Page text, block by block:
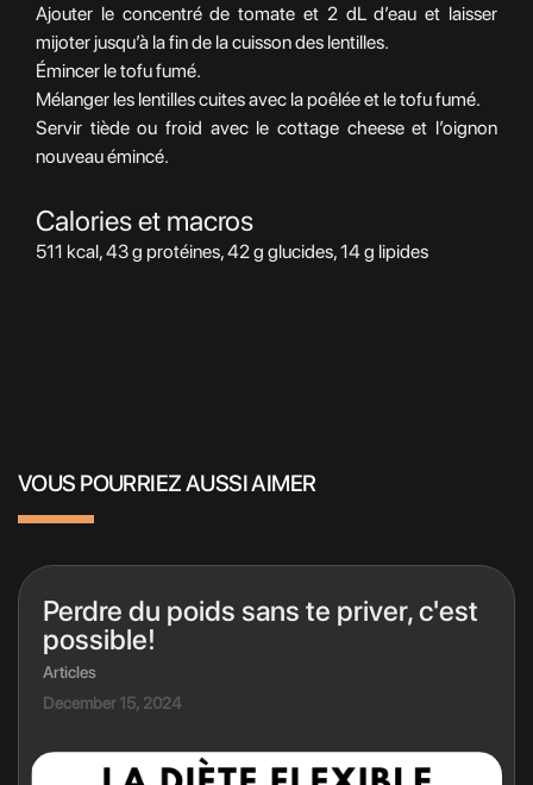
Ajouter le concentré de tomate et 2 dL d’eau et laisser
mijoter jusqu’à la fin de la cuisson des lentilles.
Émincer le tofu fumé.
Mélanger les lentilles cuites avec la poêlée et le tofu fumé.
Servir tiède ou froid avec le cottage cheese et l’oignon
nouveau émincé.
Calories et macros
511 kcal, 43 g protéines, 42 g glucides, 14 g lipides
VOUS POURRIEZ AUSSI AIMER
Perdre du poids sans te priver, c'est
possible!
Articles
December 15, 2024